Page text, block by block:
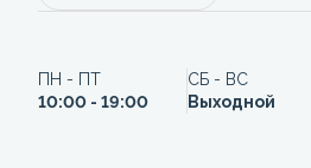
ПН - ПТ
10:00 - 19:00
СБ - ВС
Выходной